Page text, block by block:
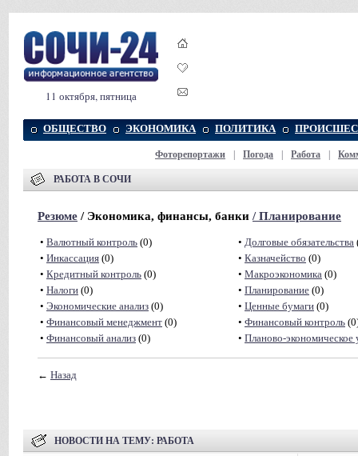
11 октября, пятница
ОБЩЕСТВО ЭКОНОМИКА ПОЛИТИКА
Фоторепортажи Погода Работа
РАБОТА В СОЧИ
Резюме / Экономика, финансы, банки /Планирование
• Валютный контроль (0) • Долговые обязательства
• Инкассация (0) • Казначейство (0)
• Кредитный контроль (0) • Макроэкономика (0)
• Налоги (0) • Планирование (0)
• Экономические анализ (0) • Ценные бумаги (0)
• Финансовый менеджмент (0) • Финансовый контроль
• Финансовый анализ (0) • Планово-экономическое
← Назад
НОВОСТИ НА ТЕМУ: РАБОТА